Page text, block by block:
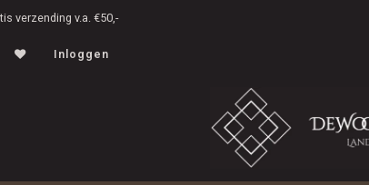
verzending v.a. €50,-
Inloggen